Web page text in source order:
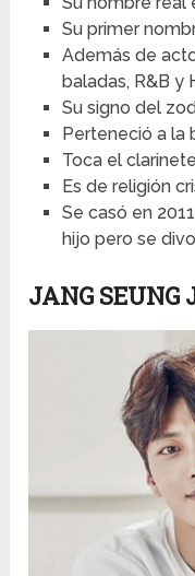
Su primer
Además de
baladas, R&B y
Su signo del
Perteneció a la
Toca el
Es de religión
Se casó en
hijo pero se
JANG SEUNG